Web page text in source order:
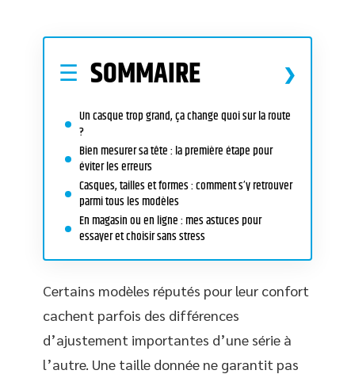
SOMMAIRE
Un casque trop grand, ça change quoi sur la route
?
Bien mesurer sa tête : la première étape pour
éviter les erreurs
Casques, tailles et formes : comment s’y retrouver
parmi tous les modèles
En magasin ou en ligne : mes astuces pour
essayer et choisir sans stress
Certains modèles réputés pour leur confort
cachent parfois des différences
d’ajustement importantes d’une série à
l’autre. Une taille donnée ne garantit pas